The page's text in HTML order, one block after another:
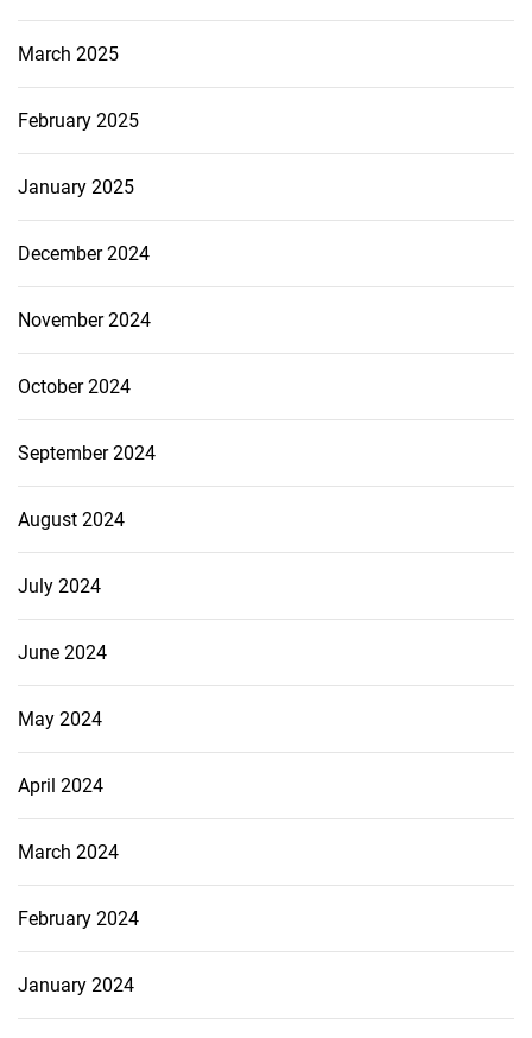
March 2025
February 2025
January 2025
December 2024
November 2024
October 2024
September 2024
August 2024
July 2024
June 2024
May 2024
April 2024
March 2024
February 2024
January 2024